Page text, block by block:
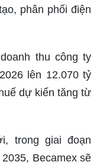
phân phối điện
thu công ty
lên 12.070 tỷ
dự kiến tăng từ
trong giai đoạn
Becamex sẽ